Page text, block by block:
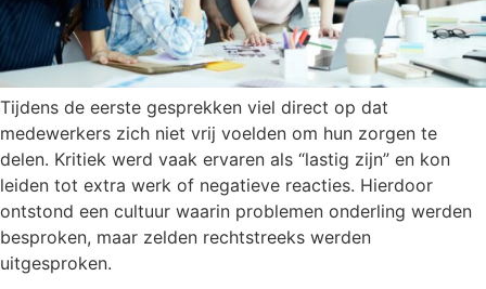
Tijdens de eerste gesprekken viel direct op dat
medewerkers zich niet vrij voelden om hun zorgen te
delen. Kritiek werd vaak ervaren als “lastig zijn” en kon
leiden tot extra werk of negatieve reacties. Hierdoor
ontstond een cultuur waarin problemen onderling werden
besproken, maar zelden rechtstreeks werden
uitgesproken.